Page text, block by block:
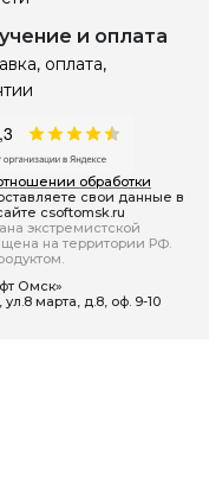
и оплата
оплата,
обработки
свои данные в
csoftomsk.ru
экстремистской
на территории РФ.
Омск»
марта, д.8, оф. 9-10